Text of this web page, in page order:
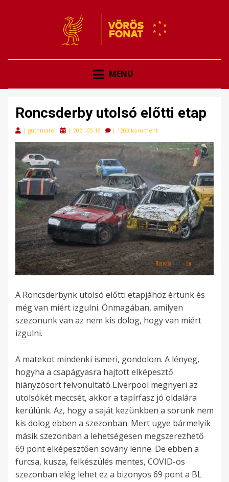
VÖRÖS FONAT
MENU
Roncsderby utolsó előtti etap
| guthmate
Posted
| 2021-05-19 | 1203 komment
A Roncsderbynk utolsó előtti etapjához értünk és
még van miért izgulni. Önmagában, amilyen
szezonunk van az nem kis dolog, hogy van miért
izgulni.
A matekot mindenki ismeri, gondolom. A lényeg,
hogyha a csapágyasra hajtott elképesztő
hiányzósort felvonultató Liverpool megnyeri az
utolsókét meccsét, akkor a tapírfasz jó oldalára
kerülünk. Az, hogy a saját kezünkben a sorunk nem
kis dolog ebben a szezonban. Mert ugye bármelyik
másik szezonban a lehetségesen megszerezhető
69 pont elképesztően sovány lenne. De ebben a
furcsa, kusza, felkészülés mentes, COVID-os
szezonban elég lehet ez a bizonyos 69 pont a BL